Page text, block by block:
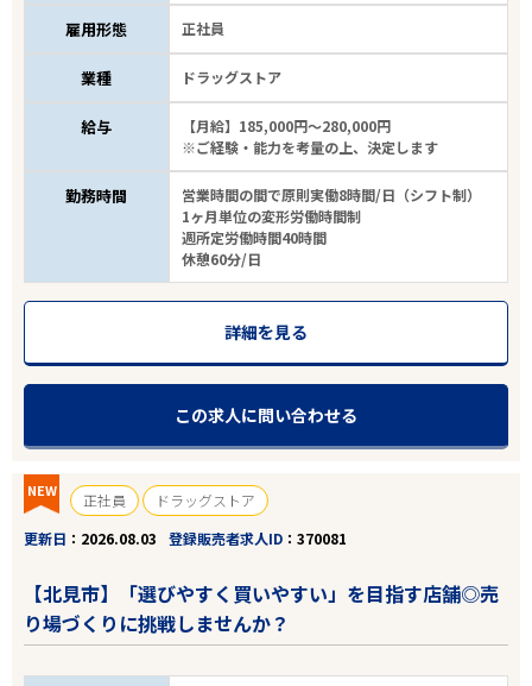
雇用形態 正社員
業種 ドラッグストア
給与
【月給】185,000円～280,000円
※ご経験・能力を考量の上、決定します
勤務時間
営業時間の間で原則実働8時間/日（シフト制）
1ヶ月単位の変形労働時間制
週所定労働時間40時間
休憩60分/日
詳細を見る
この求人に問い合わせる
NEW 正社員
ドラッグストア
更新日
2026.08.03 登録販売者求人ID 370081
【北見市】「選びやすく買いやすい」を目指す店舗◎売
り場づくりに挑戦しませんか？